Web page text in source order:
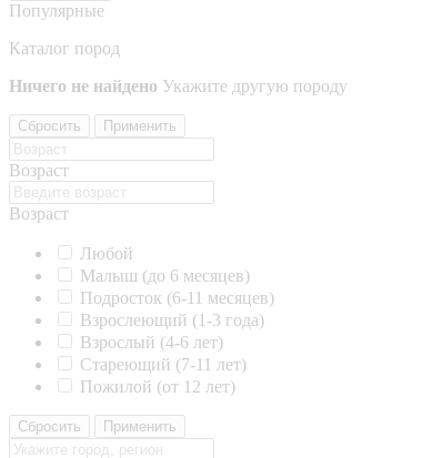
Популярные
Каталог пород
Ничего не найдено Укажите другую породу
Сбросить Применить
Возраст
Возраст
Любой
Малыш (до 6 месяцев)
Подросток (6-11 месяцев)
Взрослеющий (1-3 года)
Взрослый (4-6 лет)
Стареющий (7-11 лет)
Пожилой (от 12 лет)
Сбросить Применить